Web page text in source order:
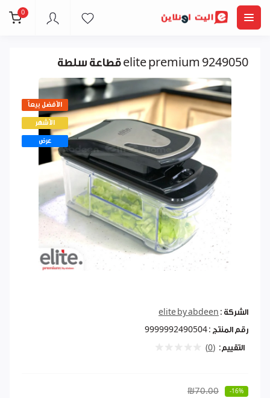
0
قطاعة سلطة elite premium 9249050
الأفضل بيعاً
الأشهر
عرض
الشركة : elite by abdeen
رقم المنتج : 9999992490504
التقييم: (0)
₪70.00 -16%